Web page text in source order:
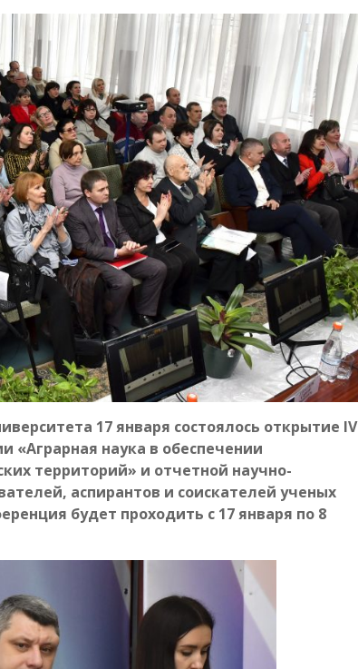
17 января состоялось открытие IV
наука в обеспечении
территорий» и отчетной научно-
аспирантов и соискателей ученых
будет проходить с 17 января по 8